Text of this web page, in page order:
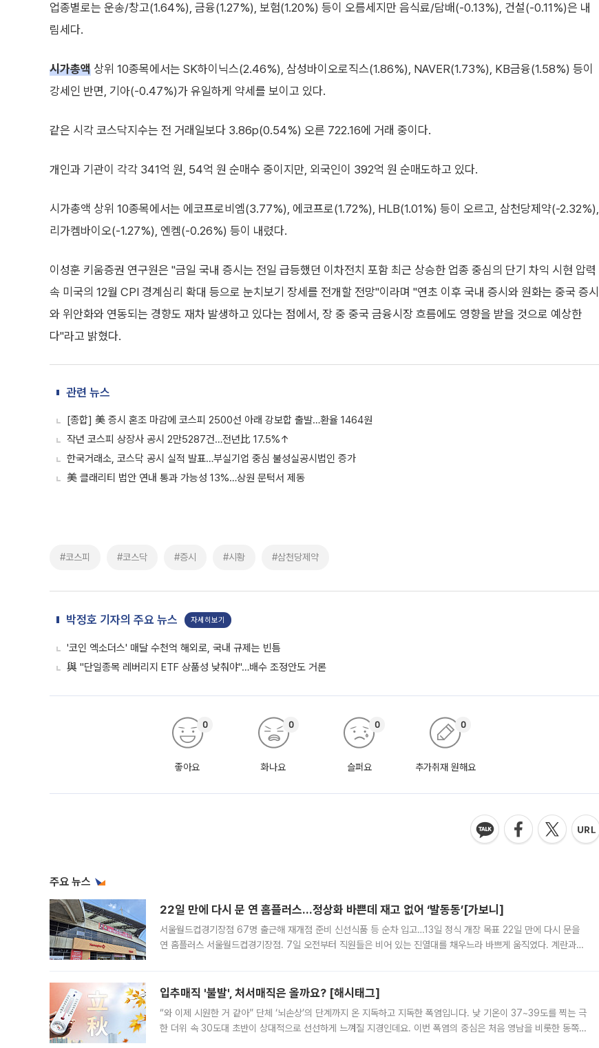
업종별로는 운송/창고(1.64%), 금융(1.27%), 보험(1.20%) 등이 오름세지만 음식료/담배(-0.13%), 건설(-0.11%)은 내
림세다.
시가총액 상위 10종목에서는 SK하이닉스(2.46%), 삼성바이오로직스(1.86%), NAVER(1.73%), KB금융(1.58%) 등이
강세인 반면, 기아(-0.47%)가 유일하게 약세를 보이고 있다.
같은 시각 코스닥지수는 전 거래일보다 3.86p(0.54%) 오른 722.16에 거래 중이다.
개인과 기관이 각각 341억 원, 54억 원 순매수 중이지만, 외국인이 392억 원 순매도하고 있다.
시가총액 상위 10종목에서는 에코프로비엠(3.77%), 에코프로(1.72%), HLB(1.01%) 등이 오르고, 삼천당제약(-2.32%),
리가켐바이오(-1.27%), 엔켐(-0.26%) 등이 내렸다.
이성훈 키움증권 연구원은 "금일 국내 증시는 전일 급등했던 이차전치 포함 최근 상승한 업종 중심의 단기 차익 시현 압력
속 미국의 12월 CPI 경계심리 확대 등으로 눈치보기 장세를 전개할 전망"이라며 "연초 이후 국내 증시와 원화는 중국 증시
와 위안화와 연동되는 경향도 재차 발생하고 있다는 점에서, 장 중 중국 금융시장 흐름에도 영향을 받을 것으로 예상한
다"라고 밝혔다.
관련 뉴스
[종합] 美 증시 혼조 마감에 코스피 2500선 아래 강보합 출발…환율 1464원
작년 코스피 상장사 공시 2만5287건…전년比 17.5%↑
한국거래소, 코스닥 공시 실적 발표…부실기업 중심 불성실공시법인 증가
美 클래리티 법안 연내 통과 가능성 13%…상원 문턱서 제동
#코스피 #코스닥 #증시 #시황 #삼천당제약
박정호 기자의 주요 뉴스 자세히보기
'코인 엑소더스' 매달 수천억 해외로, 국내 규제는 빈틈
與 "단일종목 레버리지 ETF 상품성 낮춰야"…배수 조정안도 거론
좋아요
0
화나요
0
슬퍼요
0
추가취재 원해요
0
주요 뉴스
22일 만에 다시 문 연 홈플러스…정상화 바쁜데 재고 없어 ‘발동동’[가보니]
서울월드컵경기장점 67명 출근해 재개점 준비 신선식품 등 순차 입고…13일 정식 개장 목표 22일 만에 다시 문을
연 홈플러스 서울월드컵경기장점. 7일 오전부터 직원들은 비어 있는 진열대를 채우느라 바쁘게 움직였다. 계란과
입추매직 '불발', 처서매직은 올까요? [해시태그]
“와 이제 시원한 거 같아” 단체 ‘뇌손상’의 단계까지 온 지독하고 지독한 폭염입니다. 낮 기온이 37~39도를 찍는 극
한 더위 속 30도대 초반이 상대적으로 선선하게 느껴질 지경인데요. 이번 폭염의 중심은 처음 영남을 비롯한 동쪽